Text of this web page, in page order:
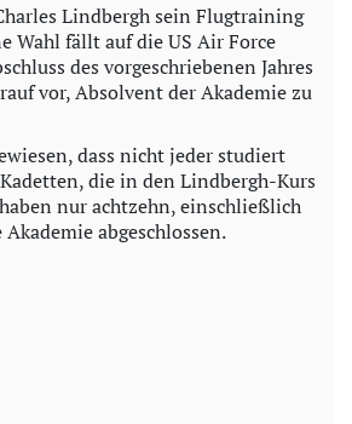
Lindbergh sein Flugtraining
Wahl fällt auf die US Air Force
des vorgeschriebenen Jahres
vor, Absolvent der Akademie zu
dass nicht jeder studiert
die in den Lindbergh-Kurs
nur achtzehn, einschließlich
abgeschlossen.